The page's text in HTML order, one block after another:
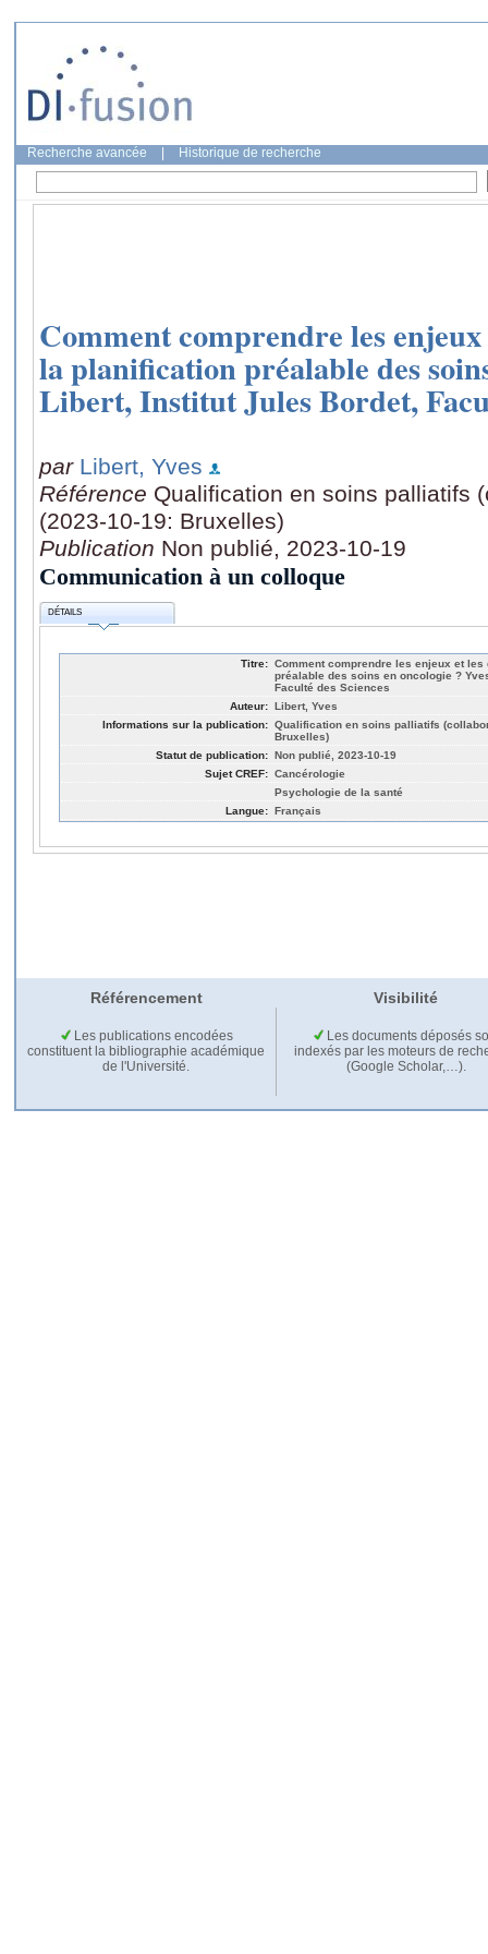
Recherche avancée Historique de recherche
Comment comprendre les
la planification préalable des
Libert, Institut Jules Bordet,
par Libert, Yves
Référence Qualification en soins palliatifs
(2023-10-19: Bruxelles)
Publication Non publié, 2023-10-19
Communication à un colloque
DÉTAILS
Titre: Comment comprendre les enjeux et
préalable des soins en oncologie ?
Faculté des Sciences
Auteur: Libert, Yves
Informations sur la publication: Qualification en soins palliatifs
Bruxelles)
Statut de publication: Non publié, 2023-10-19
Sujet CREF: Cancérologie
Psychologie de la santé
Langue: Français
Référencement Visibilité
Les publications encodées
constituent la bibliographie académique
de l'Université.
Les documents déposés
indexés par les moteurs de
(Google Scholar,…).